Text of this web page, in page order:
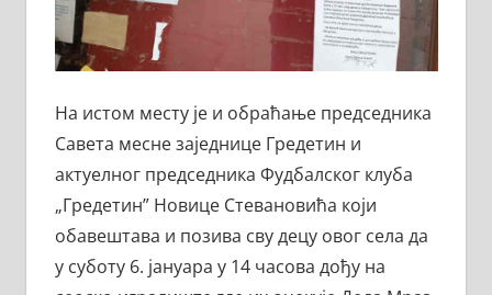
На истом месту је и обраћање председника
Савета месне заједнице Гредетин и
актуелног председника Фудбалског клуба
„Гредетин” Новице Стевановића који
обавештава и позива сву децу овог села да
у суботу 6. јануара у 14 часова дођу на